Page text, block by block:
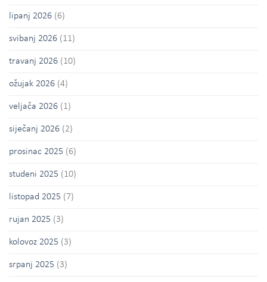
lipanj 2026 (6)
svibanj 2026 (11)
travanj 2026 (10)
ožujak 2026 (4)
veljača 2026 (1)
siječanj 2026 (2)
prosinac 2025 (6)
studeni 2025 (10)
listopad 2025 (7)
rujan 2025 (3)
kolovoz 2025 (3)
srpanj 2025 (3)